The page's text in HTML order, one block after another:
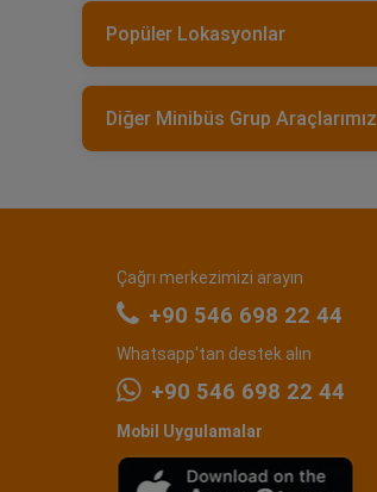
Popüler Lokasyonlar
Diğer Minibüs Grup Araçlarımız
Çağrı merkezimizi arayın
+90 546 698 22 44
Whatsapp'tan destek alın
+90 546 698 22 44
Mobil Uygulamalar